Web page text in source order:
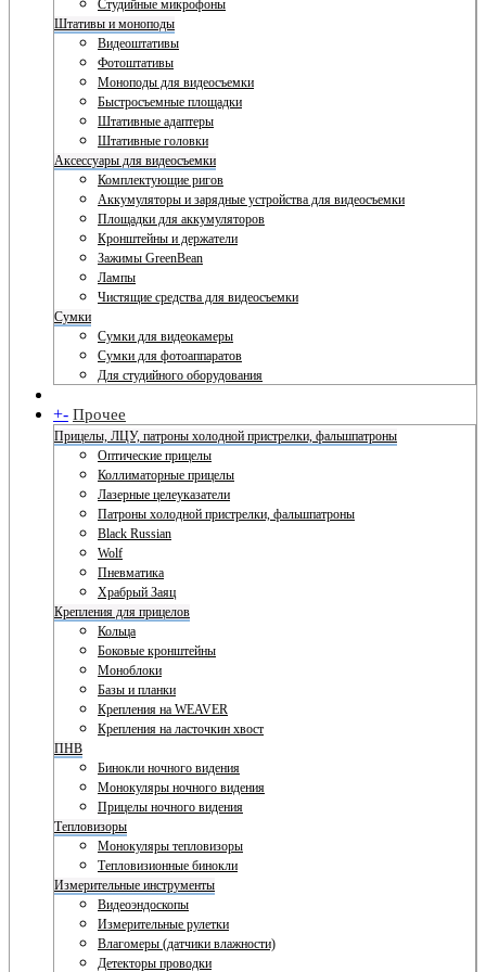
Студийные микрофоны
Штативы и моноподы
Видеоштативы
Фотоштативы
Моноподы для видеосъемки
Быстросъемные площадки
Штативные адаптеры
Штативные головки
Аксессуары для видеосъемки
Комплектующие ригов
Аккумуляторы и зарядные устройства для видеосъемки
Площадки для аккумуляторов
Кронштейны и держатели
Зажимы GreenBean
Лампы
Чистящие средства для видеосъемки
Сумки
Сумки для видеокамеры
Сумки для фотоаппаратов
Для студийного оборудования
+- Прочее
Прицелы, ЛЦУ, патроны холодной пристрелки, фальшпатроны
Оптические прицелы
Коллиматорные прицелы
Лазерные целеуказатели
Патроны холодной пристрелки, фальшпатроны
Black Russian
Wolf
Пневматика
Храбрый Заяц
Крепления для прицелов
Кольца
Боковые кронштейны
Моноблоки
Базы и планки
Крепления на WEAVER
Крепления на ласточкин хвост
ПНВ
Бинокли ночного видения
Монокуляры ночного видения
Прицелы ночного видения
Тепловизоры
Монокуляры тепловизоры
Тепловизионные бинокли
Измерительные инструменты
Видеоэндоскопы
Измерительные рулетки
Влагомеры (датчики влажности)
Детекторы проводки